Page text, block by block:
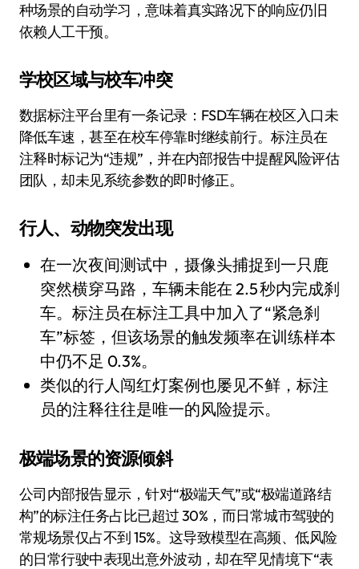
种场景的自动学习，意味着真实路况下的响应仍旧
依赖人工干预。
学校区域与校车冲突
数据标注平台里有一条记录：FSD车辆在校区入口未
降低车速，甚至在校车停靠时继续前行。标注员在
注释时标记为“违规”，并在内部报告中提醒风险评估
团队，却未见系统参数的即时修正。
行人、动物突发出现
在一次夜间测试中，摄像头捕捉到一只鹿
突然横穿马路，车辆未能在 2.5 秒内完成刹
车。标注员在标注工具中加入了“紧急刹
车”标签，但该场景的触发频率在训练样本
中仍不足 0.3%。
类似的行人闯红灯案例也屡见不鲜，标注
员的注释往往是唯一的风险提示。
极端场景的资源倾斜
公司内部报告显示，针对“极端天气”或“极端道路结
构”的标注任务占比已超过 30%，而日常城市驾驶的
常规场景仅占不到 15%。这导致模型在高频、低风险
的日常行驶中表现出意外波动，却在罕见情境下“表